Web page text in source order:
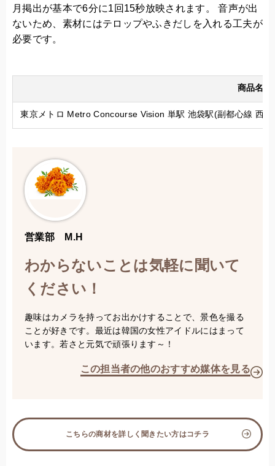
月掲出が基本で6分に1回15秒放映されます。 音声が出
ないため、素材にはテロップやふきだしを入れる工夫が
必要です。
商品名
東京メトロ Metro Concourse Vision 単駅 池袋駅(副都心線 西
営業部 M.H
わからないことは気軽に聞いて
ください！
趣味はカメラを持ってお出かけすることで、景色を撮る
ことが好きです。最近は韓国の女性アイドルにはまって
います。若さと元気で頑張ります～！
この担当者の他のおすすめ媒体を見る
こちらの商材を詳しく聞きたい方はコチラ